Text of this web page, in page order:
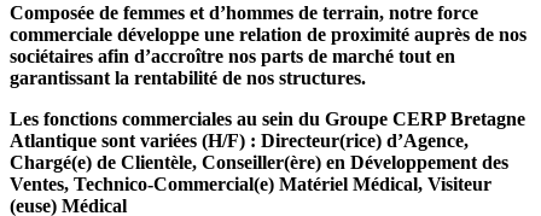
Composée de femmes et d’hommes de terrain, notre force
commerciale développe une relation de proximité auprès de nos
sociétaires afin d’accroître nos parts de marché tout en
garantissant la rentabilité de nos structures.
Les fonctions commerciales au sein du Groupe CERP Bretagne
Atlantique sont variées (H/F) : Directeur(rice) d’Agence,
Chargé(e) de Clientèle, Conseiller(ère) en Développement des
Ventes, Technico-Commercial(e) Matériel Médical, Visiteur
(euse) Médical